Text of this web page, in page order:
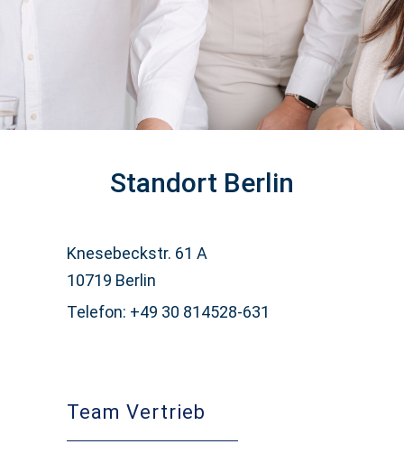
Standort Berlin
Knesebeckstr. 61 A
10719 Berlin
Telefon: +49 30 814528-631
Team Vertrieb